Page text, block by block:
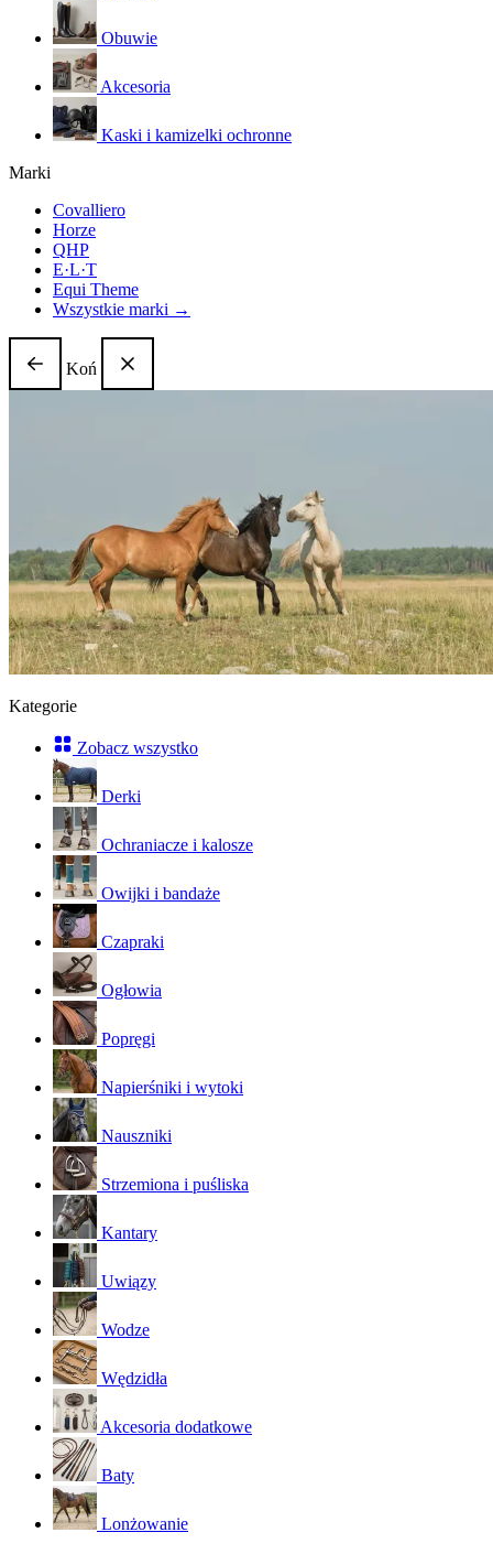
Obuwie
Akcesoria
Kaski i kamizelki ochronne
Marki
Covalliero
Horze
QHP
E·L·T
Equi Theme
Wszystkie marki →
Koń
Kategorie
Zobacz wszystko
Derki
Ochraniacze i kalosze
Owijki i bandaże
Czapraki
Ogłowia
Popręgi
Napierśniki i wytoki
Nauszniki
Strzemiona i puśliska
Kantary
Uwiązy
Wodze
Wędzidła
Akcesoria dodatkowe
Baty
Lonżowanie